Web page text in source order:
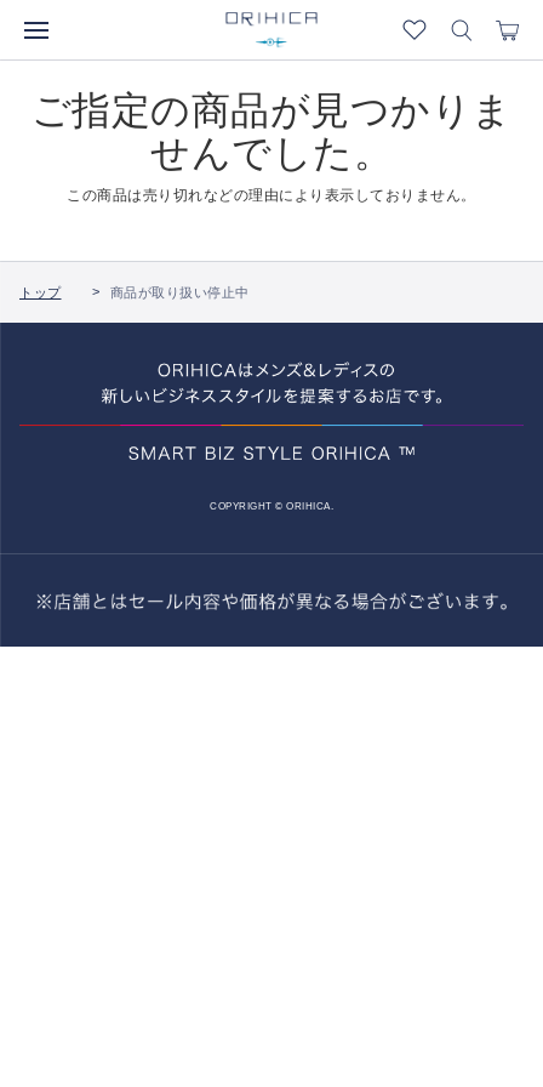
ご指定の商品が見つかりま
せんでした。
この商品は売り切れなどの理由により表示しておりません。
トップ 商品が取り扱い停止中
COPYRIGHT © ORIHICA.